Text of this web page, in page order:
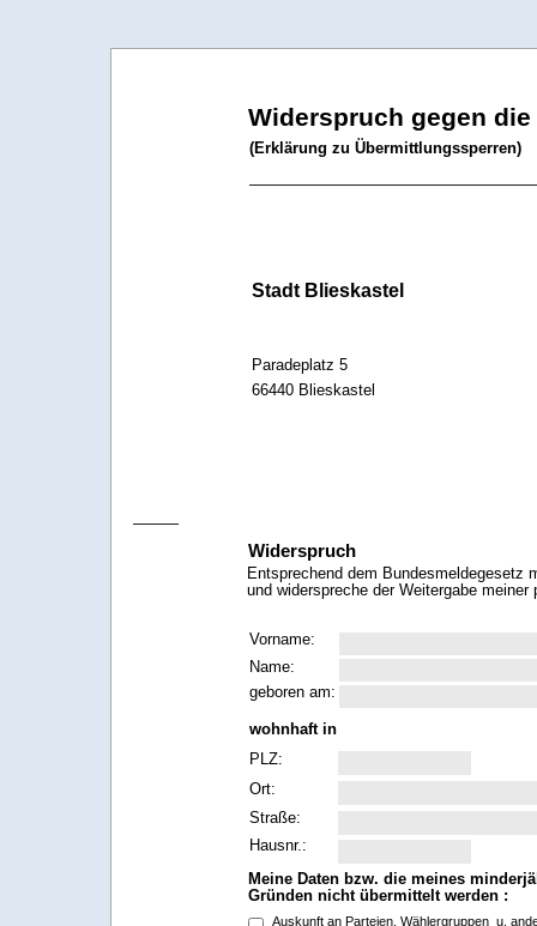
wohnhaft in
Straße:
geboren am:
Vorname:
Hausnr.:
Widerspruch gegen
Name:
PLZ:
Ort:
Entsprechend dem Bundesmeldegesetz
und widerspreche der Weitergabe
Meine Daten bzw. die meines
Gründen nicht übermittelt werden :
Widerspruch
(Erklärung zu Übermittlungssperren)
Auskunft an Parteien, Wählergruppen u.